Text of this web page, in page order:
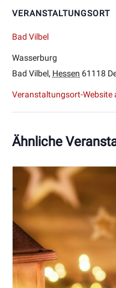
VERANSTALTUNGSORT
Bad Vilbel
Wasserburg
Bad Vilbel, Hessen 61118
Veranstaltungsort-Website
Ähnliche